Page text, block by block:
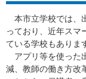
本市立学校では、
っており、近年スマ
ている学校もありま
アプリ等を使った
減、教師の働き方改